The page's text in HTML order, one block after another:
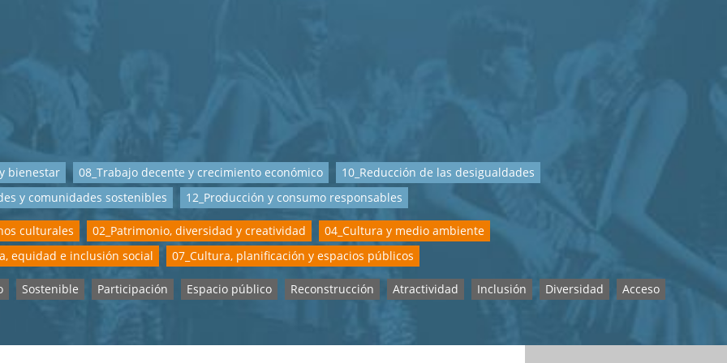
bienestar 08_Trabajo decente y crecimiento económico
10_Reducción de las desigualdades
y comunidades sostenibles
12_Producción y consumo responsables
culturales 02_Patrimonio, diversidad y creatividad
04_Cultura y medio ambiente
equidad e inclusión social
07_Cultura, planificación y espacios públicos
Sostenible Participación Espacio público Reconstrucción Atractividad Inclusión Diversidad
Acceso